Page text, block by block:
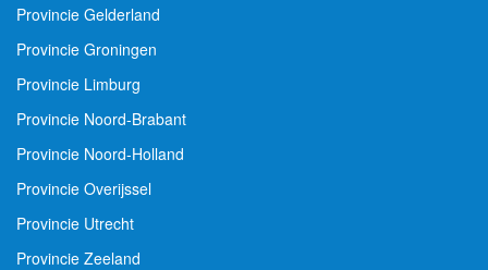
Provincie Gelderland
Provincie Groningen
Provincie Limburg
Provincie Noord-Brabant
Provincie Noord-Holland
Provincie Overijssel
Provincie Utrecht
Provincie Zeeland